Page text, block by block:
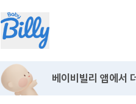
베이비빌리 앱에서